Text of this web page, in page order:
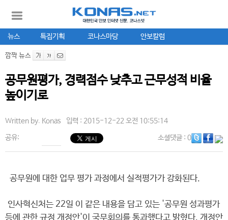
뉴스 특집기획 코나스마당 안보칼럼
깜짝 뉴스
공무원평가, 경력점수 낮추고 근무성적 비율
높이기로
Written by. Konas 입력 : 2015-12-22 오전 10:55:14
공유: 소셜댓글: 0
공무원에 대한 업무 평가 과정에서 실적평가가 강화된다.
인사혁신처는 22일 이 같은 내용을 담고 있는 '공무원 성과평가
등에 관한 규정 개정안'이 국무회의를 통과했다고 밝혔다. 개정안